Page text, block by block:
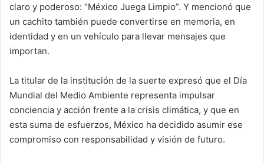
claro y poderoso: “México Juega Limpio”. Y mencionó que
un cachito también puede convertirse en memoria, en
identidad y en un vehículo para llevar mensajes que
importan.
La titular de la institución de la suerte expresó que el Día
Mundial del Medio Ambiente representa impulsar
conciencia y acción frente a la crisis climática, y que en
esta suma de esfuerzos, México ha decidido asumir ese
compromiso con responsabilidad y visión de futuro.